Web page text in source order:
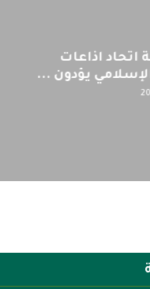
المشاركة بالاجتماع
لمنظمي قمة اسيا...